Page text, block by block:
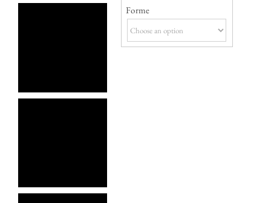
Forme